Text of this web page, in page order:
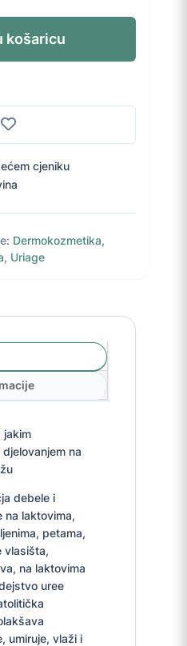
košaricu
cjeniku
Dermokozmetika,
, Uriage
jakim
na
debele i
na laktovima,
petama,
vlasišta,
na laktovima
uree
umiruje, vlaži i